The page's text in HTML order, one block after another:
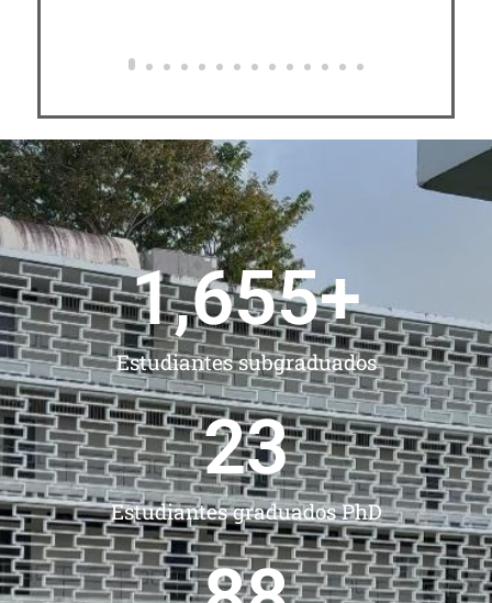
Estudiantes subgraduados
1,781+
Estudiantes graduados PhD
25